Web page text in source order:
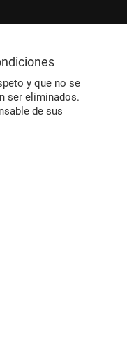
y que no se
ser eliminados.
de sus